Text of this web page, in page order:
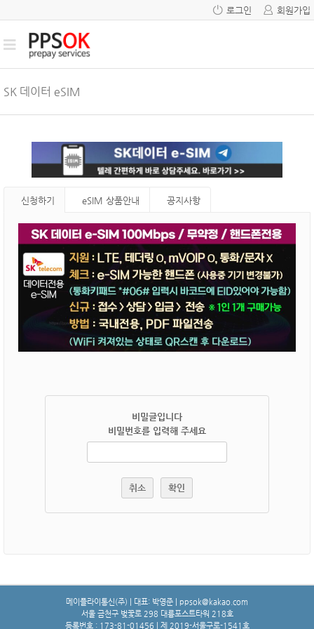
로그인 회원가입
SK 데이터 eSIM
신청하기 eSIM 상품안내 공지사항
비밀글입니다
비밀번호를 입력해 주세요
취소 확인
메이플라이통신(주) | 대표: 박영준 | ppsok@kakao.com
서울 금천구 벚꽃로 298 대륭포스트타워 218호
등록번호 : 173-81-01456 | 제 2019-서울구로-1541호